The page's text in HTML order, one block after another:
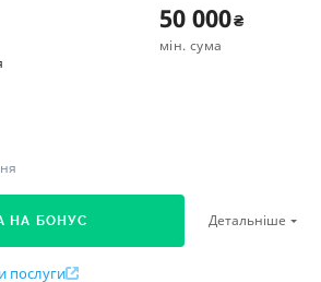
50 000₴
мін. сума
НА БОНУС Детальніше
послуги